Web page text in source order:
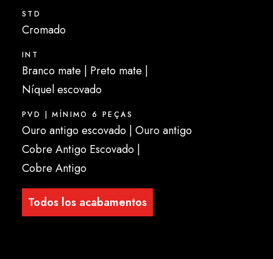
STD
Cromado
INT
Branco mate | Preto mate |
Níquel escovado
PVD | MÍNIMO 6 PEÇAS
Ouro antigo escovado | Ouro antigo
Cobre Antigo Escovado |
Cobre Antigo
Todos los acabamentos